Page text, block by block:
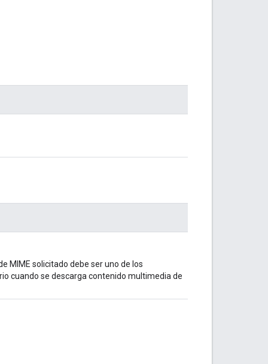
MIME solicitado debe ser uno de los
cuando se descarga contenido multimedia de